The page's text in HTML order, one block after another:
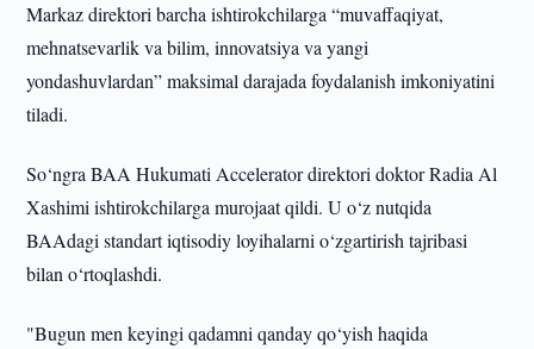
Markaz direktori barcha ishtirokchilarga “muvaffaqiyat,
mehnatsevarlik va bilim, innovatsiya va yangi
yondashuvlardan” maksimal darajada foydalanish imkoniyatini
tiladi.
So‘ngra BAA Hukumati Accelerator direktori doktor Radia Al
Xashimi ishtirokchilarga murojaat qildi. U o‘z nutqida
BAAdagi standart iqtisodiy loyihalarni o‘zgartirish tajribasi
bilan o‘rtoqlashdi.
"Bugun men keyingi qadamni qanday qo‘yish haqida